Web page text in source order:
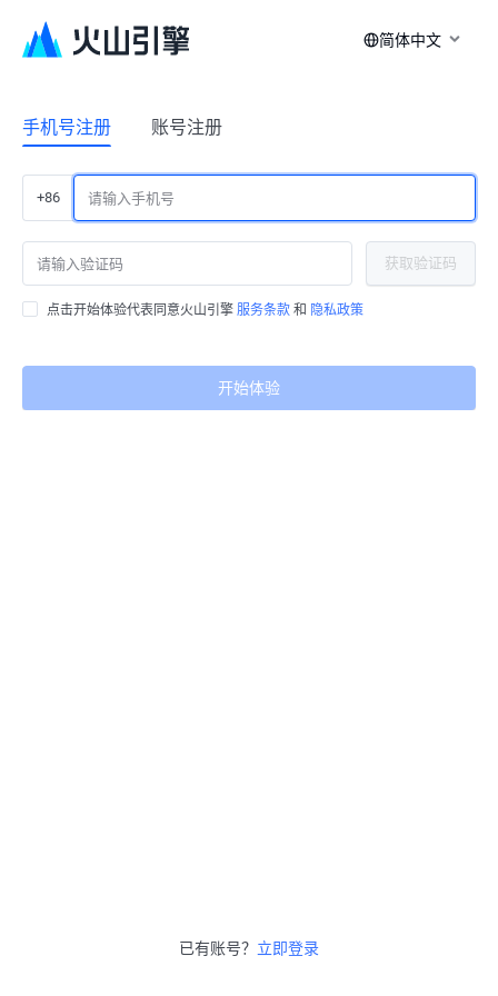
简体中文
手机号注册 账号注册
+86
获取验证码
点击开始体验代表同意火山引擎 服务条款 和 隐私政策
开始体验
已有账号？ 立即登录